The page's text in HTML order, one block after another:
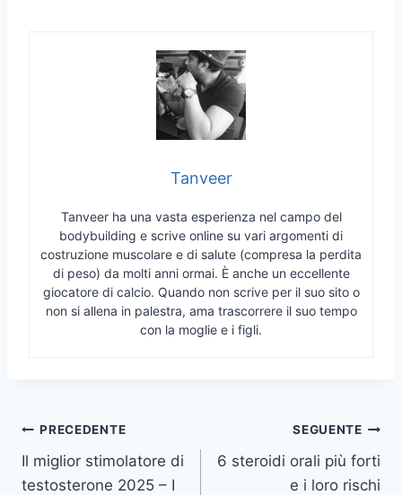
Tanveer
Tanveer ha una vasta esperienza nel campo del
bodybuilding e scrive online su vari argomenti di
costruzione muscolare e di salute (compresa la perdita
di peso) da molti anni ormai. È anche un eccellente
giocatore di calcio. Quando non scrive per il suo sito o
non si allena in palestra, ama trascorrere il suo tempo
con la moglie e i figli.
Navigazione
articoli
PRECEDENTE
Il miglior stimolatore di
testosterone 2025 – I
SEGUENTE
6 steroidi orali più forti
e i loro rischi